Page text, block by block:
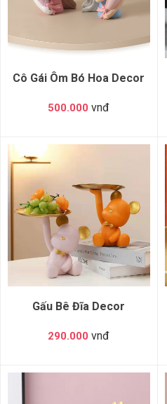
Cô Gái Ôm Bó Hoa Decor
500.000 vnđ
Gấu Bê Đĩa Decor
290.000 vnđ